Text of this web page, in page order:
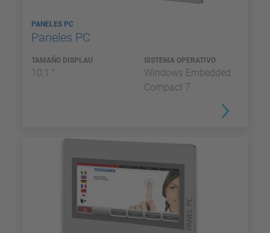
PANELES PC
Paneles PC
TAMAÑO DISPLAU
10,1 "
SISTEMA OPERATIVO
Windows Embedded
Compact 7